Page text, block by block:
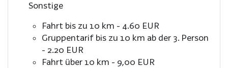
Sonstige
Fahrt bis zu 10 km - 4.60 EUR
Gruppentarif bis zu 10 km ab der 3. Person
- 2.20 EUR
Fahrt über 10 km - 9,00 EUR